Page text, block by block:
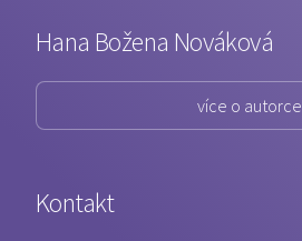
Hana Božena Nováková
více o autorce
Kontakt